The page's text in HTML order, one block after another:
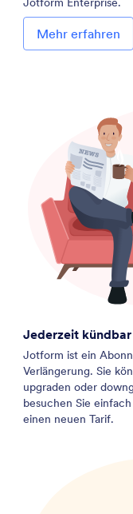
Mehr erfahren
Jederzeit kündbar
Jotform ist ein
Verlängerung. Sie
upgraden oder
besuchen Sie
einen neuen Tarif.